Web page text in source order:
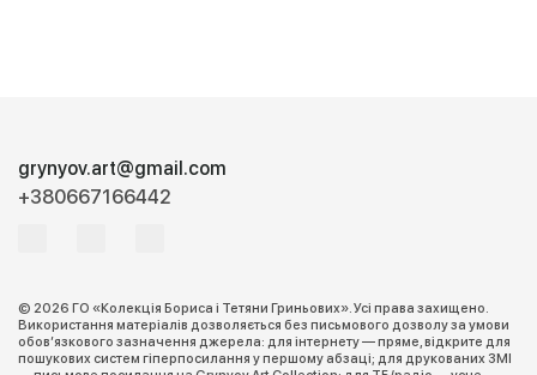
grynyov.art@gmail.com
+380667166442
© 2026 ГО «Колекція Бориса і Тетяни Гриньових». Усі права захищено.
Використання матеріалів дозволяється без письмового дозволу за умови
обов’язкового зазначення джерела: для інтернету — пряме, відкрите для
пошукових систем гіперпосилання у першому абзаці; для друкованих ЗМІ